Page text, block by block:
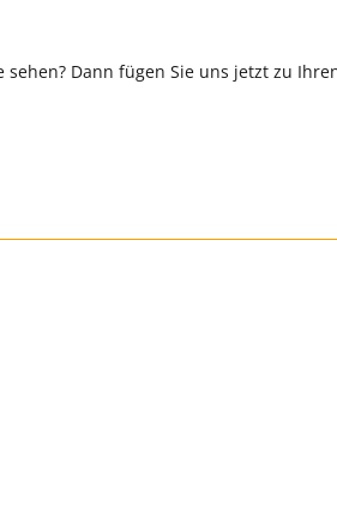
Dann fügen Sie uns jetzt zu